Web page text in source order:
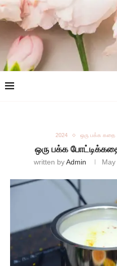
2024 ஒரு பக்க கதை
ஒரு பக்க
written byAdmin